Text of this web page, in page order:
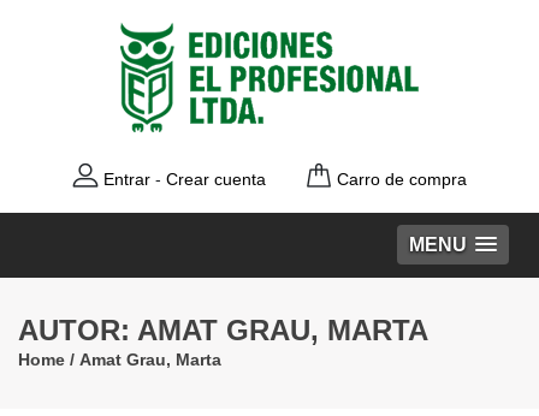
Entrar - Crear cuenta Carro de compra
MENU
AUTOR: AMAT GRAU, MARTA
Home / Amat Grau, Marta